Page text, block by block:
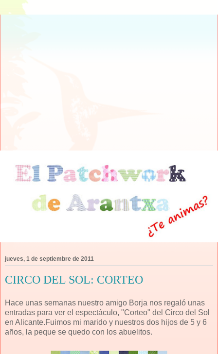
jueves, 1 de septiembre de 2011
CIRCO DEL SOL: CORTEO
Hace unas semanas nuestro amigo Borja nos regaló unas
entradas para ver el espectáculo, "Corteo" del Circo del Sol
en Alicante.Fuimos mi marido y nuestros dos hijos de 5 y 6
años, la peque se quedo con los abuelitos.